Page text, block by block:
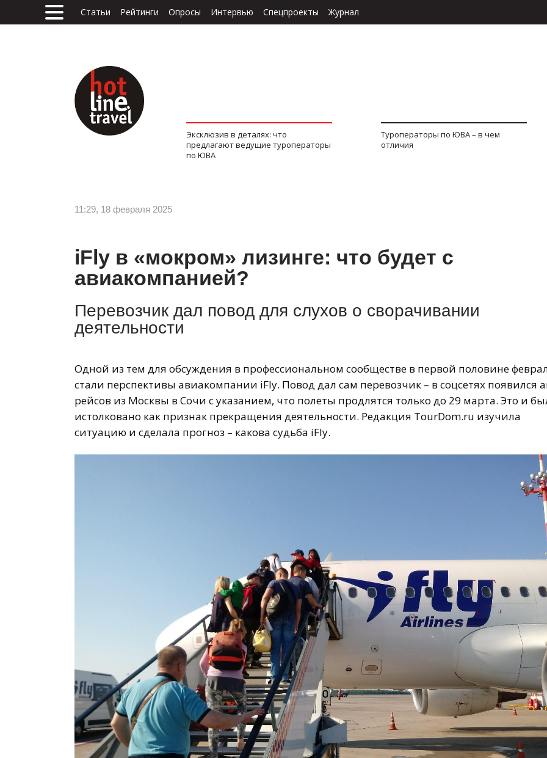
Статьи Рейтинги Опросы Интервью Спецпроекты Журнал
Эксклюзив в деталях: что
предлагают ведущие туроператоры
по ЮВА
Туроператоры по ЮВА – в чем
отличия
11:29, 18 февраля 2025
iFly в «мокром» лизинге: что будет с
авиакомпанией?
Перевозчик дал повод для слухов о сворачивании
деятельности
Одной из тем для обсуждения в профессиональном сообществе в первой половине
стали перспективы авиакомпании iFly. Повод дал сам перевозчик – в соцсетях появился
рейсов из Москвы в Сочи с указанием, что полеты продлятся только до 29 марта. Это и
истолковано как признак прекращения деятельности. Редакция TourDom.ru изучила
ситуацию и сделала прогноз – какова судьба iFly.